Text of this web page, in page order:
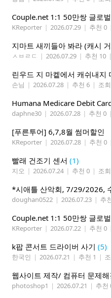
KReporter | 2026.07.29 | 추천 0
지마트 새끼들아 봐라 (캐시
ㅅㅂㄹㄷ | 2026.07.29 | 추천 10 |
린우드 지 마켙에서 캐쉬내지
손님 | 2026.07.28 | 추천 6 | 조
Humana Medicare Debit
daphne30 | 2026.07.28 | 추천 0 |
[푸른투어] 6,7,8월 썸머할인
KReporter | 2026.07.28 | 추천 0
빨래 건조기 센서 (1)
지오 | 2026.07.24 | 추천 0 | 조
doughan0522 | 2026.07.23 | 추
KReporter | 2026.07.22 | 추천 0
k팝 콘서트 드라이버 사기 (5)
한국인 | 2026.07.21 | 추천 1 |
photoshop1 | 2026.07.21 | 추천